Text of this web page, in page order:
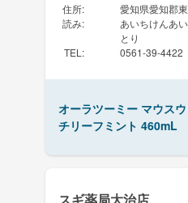
住所:
愛知県愛知郡
読み:
あいちけんあ
とり
TEL : 0561-39-4422
オーラツーミー マウス
チリーフミント 460mL
スギ薬局大治店